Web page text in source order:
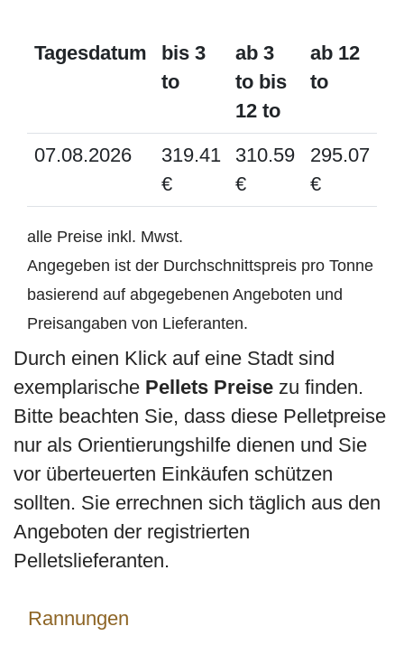
Tagesdatum
bis 3
to
ab 3
to bis
12 to
ab 12
to
07.08.2026
319.41
€
310.59
€
295.07
€
alle Preise inkl. Mwst.
Angegeben ist der Durchschnittspreis pro Tonne
basierend auf abgegebenen Angeboten und
Preisangaben von Lieferanten.
Durch einen Klick auf eine Stadt sind
exemplarische Pellets Preise zu finden.
Bitte beachten Sie, dass diese Pelletpreise
nur als Orientierungshilfe dienen und Sie
vor überteuerten Einkäufen schützen
sollten. Sie errechnen sich täglich aus den
Angeboten der registrierten
Pelletslieferanten.
Rannungen